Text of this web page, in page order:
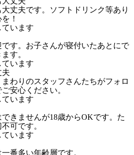
丈夫です。ソフトドリンク等あり
！
ています
す。お子さんが寝付いたあとにで
す。
ています
夫
わりのスタッフさんたちがフォロ
安心ください。
ています
きませんが18歳からOKです。た
可です。
ています
番多い年齢層です。